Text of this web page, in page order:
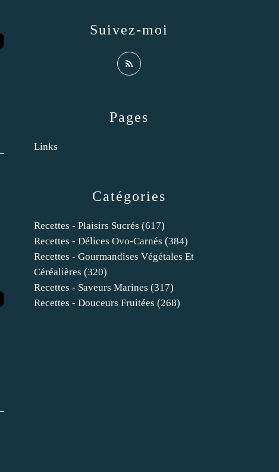
Catégories
Recettes - Plaisirs Sucrés (617)
Recettes - Délices Ovo-Carnés (384)
Recettes - Gourmandises Végétales Et
Céréalières (320)
Recettes - Saveurs Marines (317)
Recettes - Douceurs Fruitées (268)
Pages
Links
Suivez-moi